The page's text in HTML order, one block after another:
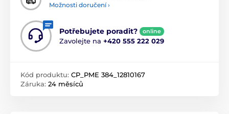
Možnosti doručení ›
Potřebujete poradit? online
Zavolejte na +420 555 222 029
Kód produktu: CP_PME 384_12810167
Záruka: 24 měsíců